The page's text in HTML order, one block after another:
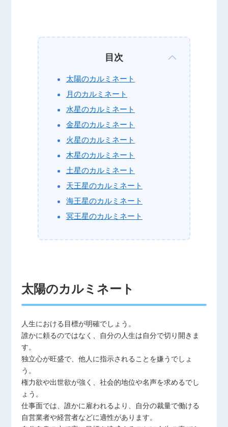
目次
太陽のカルミネート
月のカルミネート
水星のカルミネート
金星のカルミネート
火星のカルミネート
木星のカルミネート
土星のカルミネート
天王星のカルミネート
海王星のカルミネート
冥王星のカルミネート
太陽のカルミネート
人生における目標が明確でしょう。
誰かに頼るのではなく、自分の人生は自分で切り開きま
す。
独立心が旺盛で、他人に指示されることを嫌うでしょ
う。
権力欲や出世欲が強く、社会的地位や名声を求めるでし
ょう。
仕事面では、誰かに雇われるより、自分の裁量で働ける
自営業者や経営者などに適性があります。